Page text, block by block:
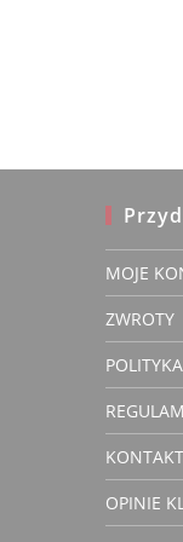
MOJE
ZWROTY
OPINIE